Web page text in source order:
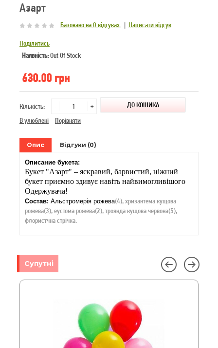
Азарт
Базовано на 0 відгуках. | Написати відгук
Поділитись
Наявність:Out Of Stock
630.00 грн
Кількість: -
+
В улюблені
Порівняти
Опис Відгуки (0)
Описание букета:
Букет "Азарт" – яскравий, барвистий, ніжний
букет приємно здивує навіть найвимогливішого
Одержувача!
Состав: Альстромерія рожева(4), хризантема кущова
рожева(3), еустома рожева(2), троянда кущова червона(5),
флористчна стрічка.
Супутні